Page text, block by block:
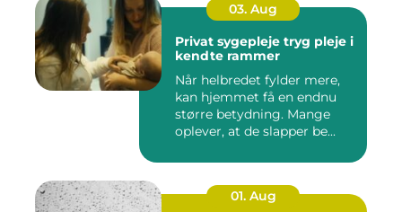
03. Aug
Privat sygepleje tryg pleje i
kendte rammer
Når helbredet fylder mere,
kan hjemmet få en endnu
større betydning. Mange
oplever, at de slapper be...
01. Aug